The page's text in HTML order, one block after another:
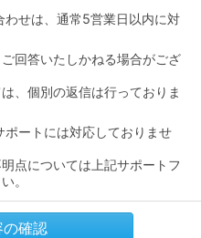
せは、通常5営業日以内に対
回答いたしかねる場合がござ
、個別の返信は行っておりま
ートには対応しておりませ
点については上記サポートフ
。
の確認